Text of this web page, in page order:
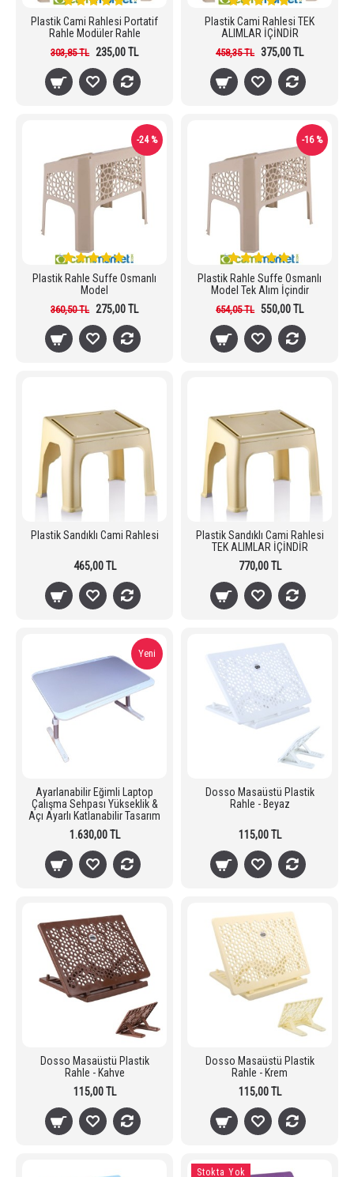
Plastik Cami Rahlesi Portatif
Rahle Modüler Rahle
303,85 TL 235,00 TL
Plastik Cami Rahlesi TEK
ALIMLAR İÇİNDİR
458,35 TL 375,00 TL
-24 %
Plastik Rahle Suffe Osmanlı
Model
360,50 TL 275,00 TL
-16 %
Plastik Rahle Suffe Osmanlı
Model Tek Alım İçindir
654,05 TL 550,00 TL
Plastik Sandıklı Cami Rahlesi
465,00 TL
Plastik Sandıklı Cami Rahlesi
TEK ALIMLAR İÇİNDİR
770,00 TL
Yeni
Ayarlanabilir Eğimli Laptop
Çalışma Sehpası Yükseklik &
Açı Ayarlı Katlanabilir Tasarım
1.630,00 TL
Dosso Masaüstü Plastik
Rahle - Beyaz
115,00 TL
Dosso Masaüstü Plastik
Rahle - Kahve
115,00 TL
Dosso Masaüstü Plastik
Rahle - Krem
115,00 TL
Stokta Yok